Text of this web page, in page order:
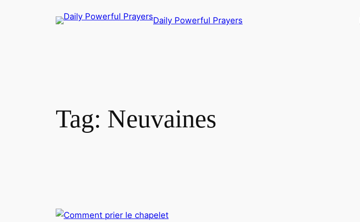
Daily Powerful Prayers
Tag: Neuvaines